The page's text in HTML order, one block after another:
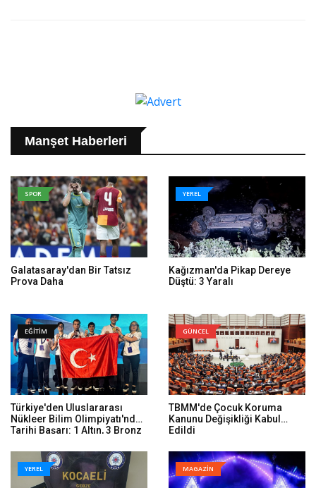
Manşet Haberleri
SPOR
Galatasaray'dan Bir Tatsız
Prova Daha
YEREL
Kağızman'da Pikap Dereye
Düştü: 3 Yaralı
EĞİTİM
Türkiye'den Uluslararası
Nükleer Bilim Olimpiyatı'nda
Tarihi Başarı: 1 Altın, 3 Bronz
GÜNCEL
TBMM'de Çocuk Koruma
Kanunu Değişikliği Kabul
Edildi
YEREL MAGAZİN